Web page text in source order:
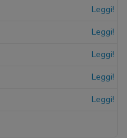
Leggi!
Leggi!
Leggi!
Leggi!
Leggi!